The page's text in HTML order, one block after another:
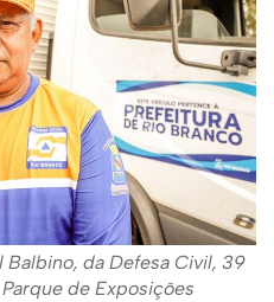
da Defesa Civil, 39
de Exposições